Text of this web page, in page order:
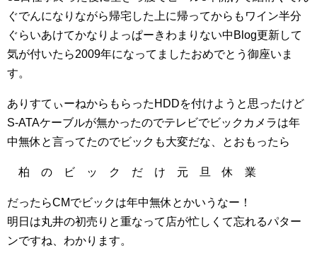
ぐでんになりながら帰宅した上に帰ってからもワイン半分
ぐらいあけてかなりよっぱーきわまりない中Blog更新して
気が付いたら2009年になってましたおめでとう御座いま
す。
ありすてぃーねからもらったHDDを付けようと思ったけど
S-ATAケーブルが無かったのでテレビでビックカメラは年
中無休と言ってたのでビックも大変だな、とおもったら
柏 の ビ ッ ク だ け 元 旦 休 業
だったらCMでビックは年中無休とかいうなー！
明日は丸井の初売りと重なって店が忙しくて忘れるパター
ンですね、わかります。